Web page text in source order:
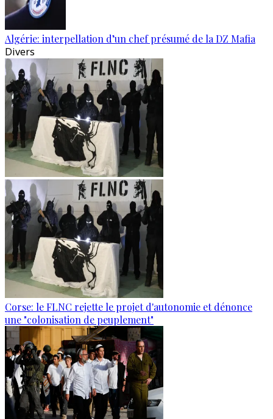
Algérie: interpellation d’un chef présumé de la DZ Mafia
Divers
Corse: le FLNC rejette le projet d'autonomie et dénonce
une "colonisation de peuplement"